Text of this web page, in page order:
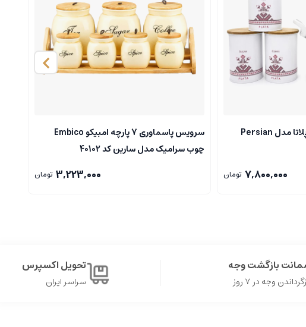
ست کتری و قوری 5 پارچ پلاتا مدل Persian
7,800,000 تومان
سرویس پاسماوری 7 پارچه امبیکو Embico
چوب سرامیک مدل سارین کد 40102
3,223,000 تومان
بازگشت وجه
وجه در ۷ روز
تحویل اکسپرس
سراسر ایران